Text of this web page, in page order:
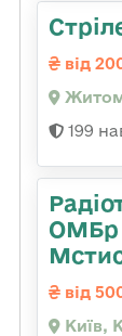
від
199
ОМБр
від
Київ,